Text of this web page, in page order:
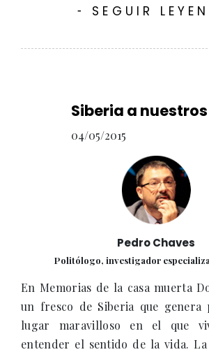
- SEGUIR
Siberia a
04/05/2015
Pedro Chaves
Politólogo, investigador
En Memorias de la casa muerta
un fresco de Siberia que genera
lugar maravilloso en el que
entender el sentido de la vida.